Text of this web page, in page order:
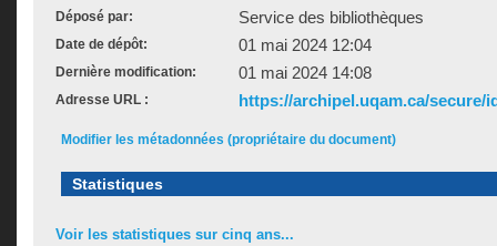
Déposé par: Service des bibliothèques
Date de dépôt: 01 mai 2024 12:04
Dernière modification: 01 mai 2024 14:08
Adresse URL : https://archipel.uqam.ca/secure/
Modifier les métadonnées (propriétaire du document)
Statistiques
Voir les statistiques sur cinq ans...